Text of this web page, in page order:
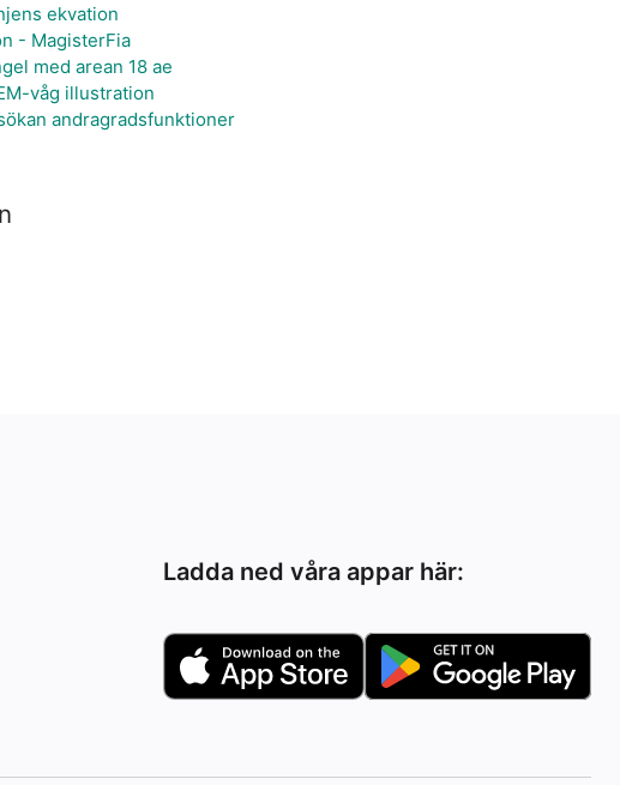
ekvation
- MagisterFia
med arean 18 ae
våg illustration
andragradsfunktioner
Ladda ned våra appar här: